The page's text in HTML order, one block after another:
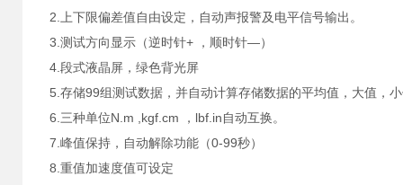
2.上下限偏差值自由设定，自动声报警及电平信号输出。
3.测试方向显示（逆时针+ ，顺时针—）
4.段式液晶屏，绿色背光屏
5.存储99组测试数据，并自动计算存储数据的平均值，大值，
6.三种单位N.m ,kgf.cm ，lbf.in自动互换。
7.峰值保持，自动解除功能（0-99秒）
8.重值加速度值可设定